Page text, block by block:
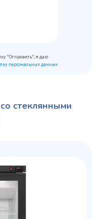
"Отправить", я даю
персональных данных
стеклянными